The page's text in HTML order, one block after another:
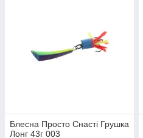
Блесна Просто Снасті Грушка
Лонг 43г 003